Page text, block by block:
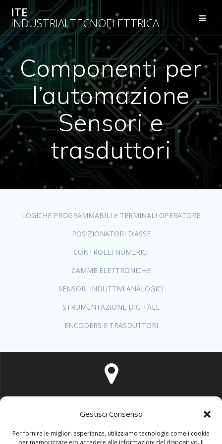
Gestisci Consenso
Per fornire le migliori esperienze, utilizziamo tecnologie come i cookie
per memorizzare e/o accedere alle informazioni del dispositivo. Il
al
contenuto
ITE
INDUSTRIALTECNOELETTRICA
Componenti per
l’automazione
Sensori e
trasduttori
LOGICHE PROGRAMMABILI e TERMINALI OPERATORE
POSIZIONATORI D’ASSE
CONTROLLI NUMERICI
CAMME ELETTRONICHE
SENSORI INDUTTIVI ANALOGICI
STRUMENTAZIONE DIGITALE
ENCODERS E TRASDUTTORI